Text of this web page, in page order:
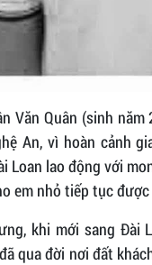
Văn Quân (sinh năm
An, vì hoàn cảnh
Loan lao động với
em nhỏ tiếp tục
khi mới sang Đài
qua đời nơi đất